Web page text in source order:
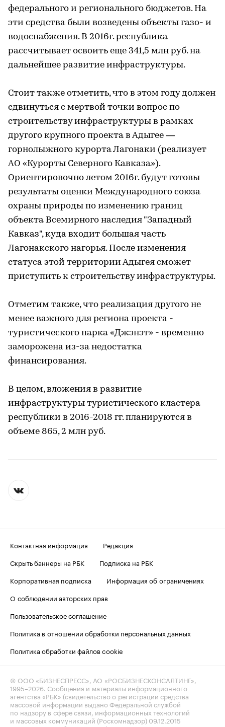
федерального и регионального бюджетов. На
эти средства были возведены объекты газо- и
водоснабжения. В 2016г. республика
рассчитывает освоить еще 341,5 млн руб. на
дальнейшее развитие инфраструктуры.
Стоит также отметить, что в этом году должен
сдвинуться с мертвой точки вопрос по
строительству инфраструктуры в рамках
другого крупного проекта в Адыгее —
горнолыжного курорта Лагонаки (реализует
АО «Курорты Северного Кавказа»).
Ориентировочно летом 2016г. будут готовы
результаты оценки Международного союза
охраны природы по изменению границ
объекта Всемирного наследия "Западный
Кавказ", куда входит большая часть
Лагонакского нагорья. После изменения
статуса этой территории Адыгея сможет
приступить к строительству инфраструктуры.
Отметим также, что реализация другого не
менее важного для региона проекта -
туристического парка «Джэнэт» - временно
заморожена из-за недостатка
финансирования.
В целом, вложения в развитие
инфраструктуры туристического кластера
республики в 2016-2018 гг. планируются в
объеме 865, 2 млн руб.
Контактная информация
Редакция
Скрыть баннеры на РБК
Подписка на РБК
Корпоративная подписка
Информация об ограничениях
О соблюдении авторских прав
Пользовательское соглашение
Политика в отношении обработки персональных данных
Политика обработки файлов cookie
© ООО «БИЗНЕСПРЕСС», АО «РОСБИЗНЕСКОНСАЛТИНГ»,
1995–2026. Сообщения и материалы информационного
агентства «РБК» (свидетельство о регистрации средства
массовой информации выдано Федеральной службой
по надзору в сфере связи, информационных технологий
и массовых коммуникаций (Роскомнадзор) 09.12.2015